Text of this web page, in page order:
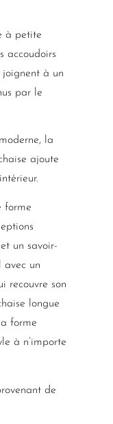
à petite
accoudoirs
joignent à un
par le
la
ajoute
forme
un savoir-
avec un
recouvre son
longue
forme
à n’importe
de